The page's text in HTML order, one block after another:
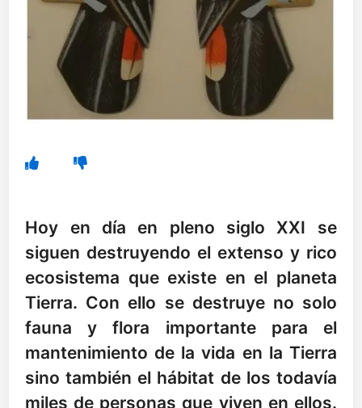
Hoy en día en pleno siglo XXI se
siguen destruyendo el extenso y rico
ecosistema que existe en el planeta
Tierra. Con ello se destruye no solo
fauna y flora importante para el
mantenimiento de la vida en la Tierra
sino también el hábitat de los todavía
miles de personas que viven en ellos.